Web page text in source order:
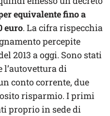
equivalente fino a
euro. La cifra rispecchia
percepite
2013 a oggi. Sono stati
l’autovettura di
conto corrente, due
risparmio. I primi
proprio in sede di